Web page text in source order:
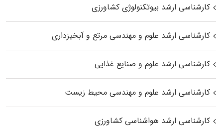
کارشناسی ارشد بیوتکنولوژی کشاورزی
کارشناسی ارشد علوم و مهندسی مرتع و آبخیزداری
کارشناسی ارشد علوم و صنایع غذایی
کارشناسی ارشد علوم و مهندسی محیط زیست
کارشناسی ارشد هواشناسی کشاورزی